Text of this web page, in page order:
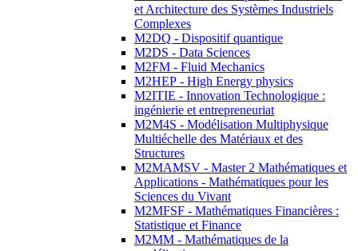
et Architecture des Systèmes Industriels
Complexes
M2DQ - Dispositif quantique
M2DS - Data Sciences
M2FM - Fluid Mechanics
M2HEP - High Energy physics
M2ITIE - Innovation Technologique :
ingénierie et entrepreneuriat
M2M4S - Modélisation Multiphysique
Multiéchelle des Matériaux et des
Structures
M2MAMSV - Master 2 Mathématiques et
Applications - Mathématiques pour les
Sciences du Vivant
M2MFSF - Mathématiques Financières :
Statistique et Finance
M2MM - Mathématiques de la